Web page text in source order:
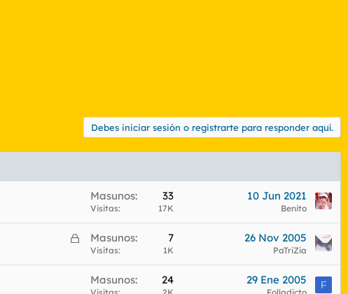
Debes iniciar sesión o registrarte para responder aquí.
Masunos 33
Visitas 17K
10 Jun 2021
Benito
C
r
Masunos 7
Visitas 1K
26 Nov 2005
PaTriZia
Masunos 24 29 Ene 2005 F